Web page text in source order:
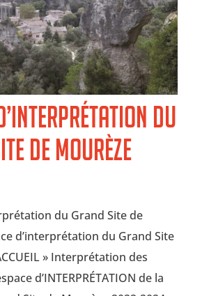
du
de Mourèze
du Grand Site de
d’interprétation du Grand Site
» Interprétation des
d’INTERPRÉTATION de la